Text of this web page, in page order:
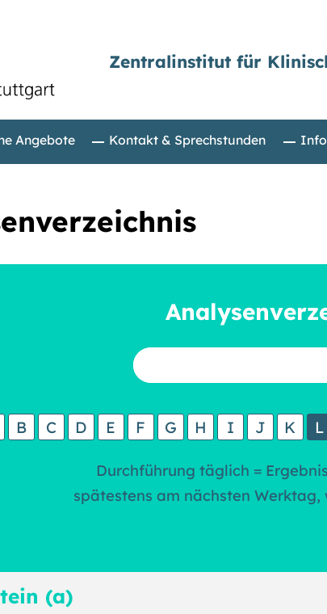
Zentralinstitut für
Angebote Kontakt & Sprechstunden
Suchbegriff
B C D E F G H I J K L
Durchführung täglich =
spätestens am nächsten
(a)